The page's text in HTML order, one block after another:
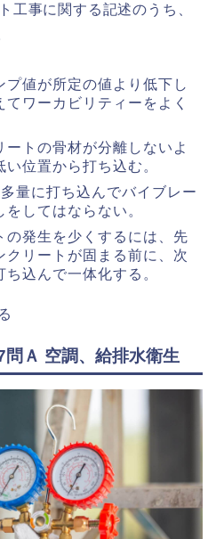
工事に関する記述のうち、
プ値が所定の値より低下し
ワーカビリティーをよく
ートの骨材が分離しないよ
位置から打ち込む。
量に打ち込んでバイブレー
してはならない。
の発生を少くするには、先
クリートが固まる前に、次
込んで一体化する。
問Ａ 空調、給排水衛生